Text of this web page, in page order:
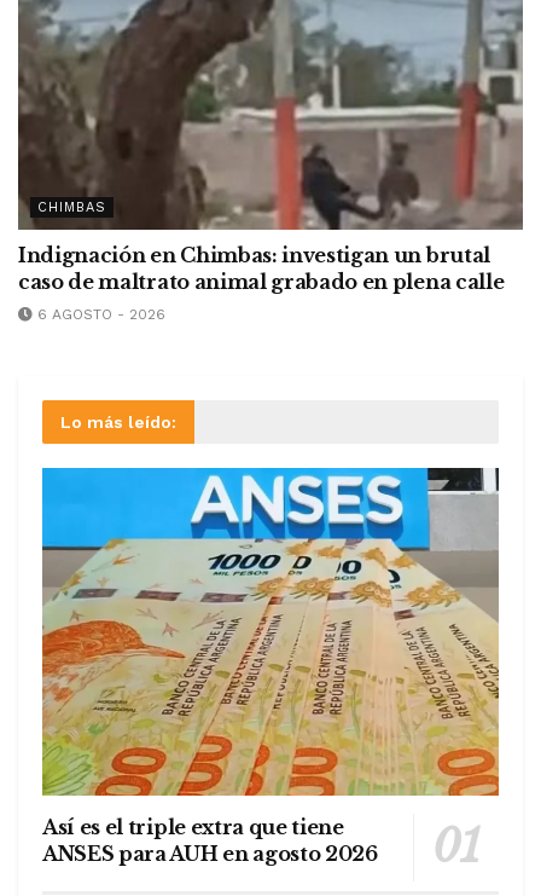
CHIMBAS
Indignación en Chimbas: investigan un brutal
caso de maltrato animal grabado en plena calle
6 AGOSTO - 2026
Lo más leído:
Así es el triple extra que tiene
ANSES para AUH en agosto 2026